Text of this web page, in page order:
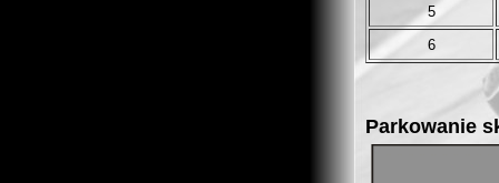
5
6
Parkowanie